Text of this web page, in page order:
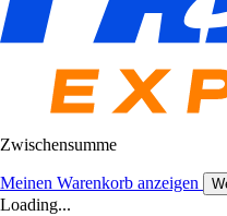
Zwischensumme
Meinen Warenkorb anzeigen
Loading...